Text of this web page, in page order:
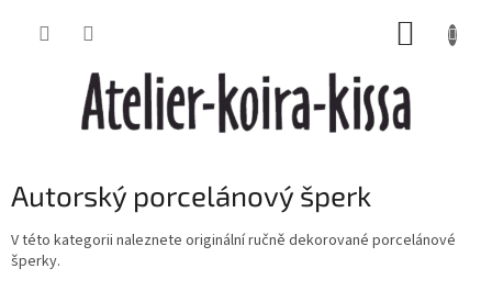
Autorský porcelánový šperk
V této kategorii naleznete originální ručně dekorované porcelánové
šperky.